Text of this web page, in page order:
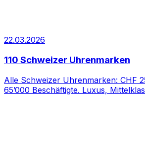
22.03.2026
110 Schweizer Uhrenmarken
Alle Schweizer Uhrenmarken: CHF
65’000 Beschäftigte. Luxus,